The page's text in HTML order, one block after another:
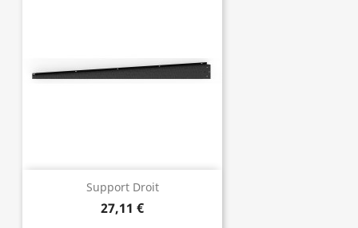
Support Droit
27,11 €